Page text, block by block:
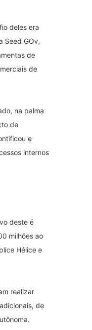
deles era
Seed GOv,
de
de
na palma
de
e
internos
deste é
milhões ao
Hélice e
realizar
de